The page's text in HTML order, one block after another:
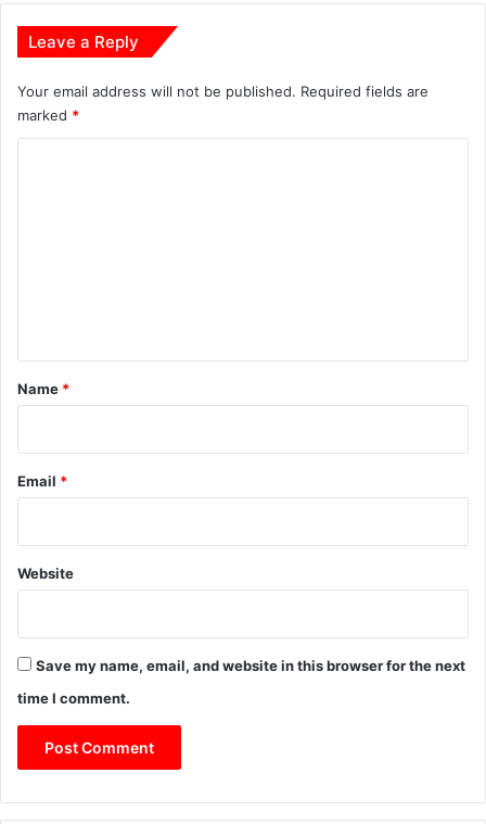
Leave a Reply
Your email address will not be published. Required fields are
marked *
*
Name *
Email *
Website
Save my name, email, and website in this browser for the next
time I comment.